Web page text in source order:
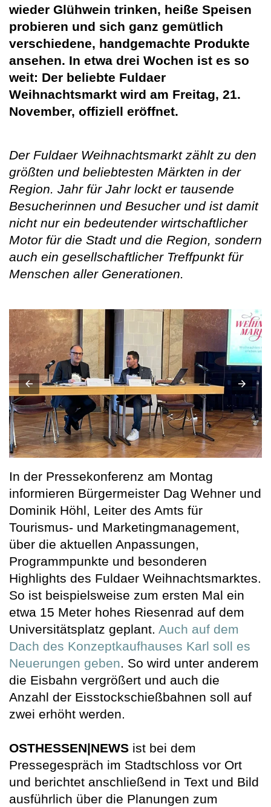
wieder Glühwein trinken, heiße Speisen
probieren und sich ganz gemütlich
verschiedene, handgemachte Produkte
ansehen. In etwa drei Wochen ist es so
weit: Der beliebte Fuldaer
Weihnachtsmarkt wird am Freitag, 21.
November, offiziell eröffnet.
Der Fuldaer Weihnachtsmarkt zählt zu den
größten und beliebtesten Märkten in der
Region. Jahr für Jahr lockt er tausende
Besucherinnen und Besucher und ist damit
nicht nur ein bedeutender wirtschaftlicher
Motor für die Stadt und die Region, sondern
auch ein gesellschaftlicher Treffpunkt für
Menschen aller Generationen.
In der Pressekonferenz am Montag
informieren Bürgermeister Dag Wehner und
Dominik Höhl, Leiter des Amts für
Tourismus- und Marketingmanagement,
über die aktuellen Anpassungen,
Programmpunkte und besonderen
Highlights des Fuldaer Weihnachtsmarktes.
So ist beispielsweise zum ersten Mal ein
etwa 15 Meter hohes Riesenrad auf dem
Universitätsplatz geplant. Auch auf dem
Dach des Konzeptkaufhauses Karl soll es
Neuerungen geben. So wird unter anderem
die Eisbahn vergrößert und auch die
Anzahl der Eisstockschießbahnen soll auf
zwei erhöht werden.
OSTHESSEN|NEWS ist bei dem
Pressegespräch im Stadtschloss vor Ort
und berichtet anschließend in Text und Bild
ausführlich über die Planungen zum